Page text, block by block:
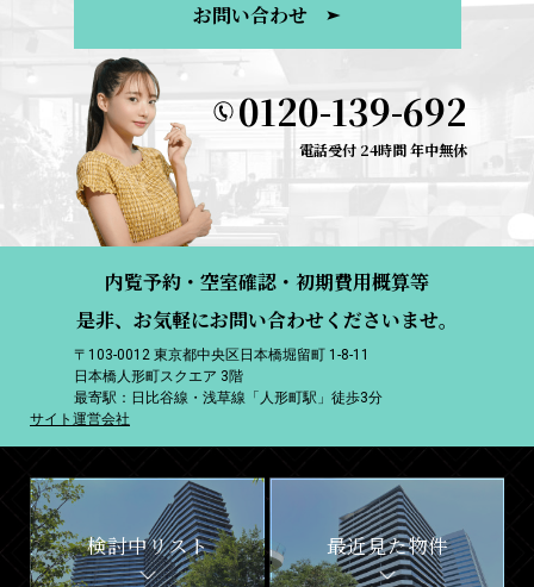
お問い合わせ
0120-139-692
電話受付 24時間 年中無休
内覧予約・空室確認・初期費用概算等
是非、お気軽にお問い合わせくださいませ。
〒103-0012 東京都中央区日本橋堀留町 1-8-11
日本橋人形町スクエア 3階
最寄駅：日比谷線・浅草線「人形町駅」徒歩3分
サイト運営会社
検討中リスト 最近見た物件